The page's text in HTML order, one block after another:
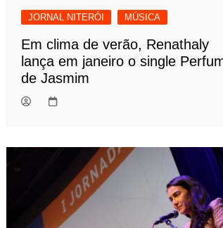
JORNAL NITERÓI MÚSICA
Em clima de verão, Renathaly
lança em janeiro o single
de Jasmim